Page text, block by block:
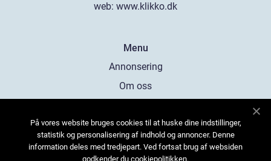
web: www.klikko.dk
Menu
Annonsering
Om oss
Kontakta oss
Sitemap
På vores website bruges cookies til at huske dine indstillinger,
statistik og personalisering af indhold og annoncer. Denne
information deles med tredjepart. Ved fortsat brug af websiden
godkender du cookiepolitikken.